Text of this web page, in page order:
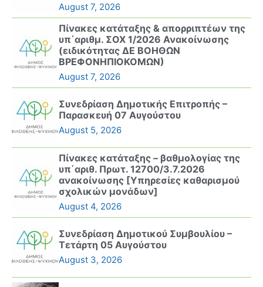
August 7, 2026
Πίνακες κατάταξης & απορριπτέων της
υπ΄αριθμ. ΣΟΧ 1/2026 Ανακοίνωσης
(ειδικότητας ΔΕ ΒΟΗΘΩΝ
ΒΡΕΦΟΝΗΠΙΟΚΟΜΩΝ)
August 7, 2026
Συνεδρίαση Δημοτικής Επιτροπής –
Παρασκευή 07 Αυγούστου
August 5, 2026
Πίνακες κατάταξης – βαθμολογίας της
υπ΄αριθ. Πρωτ. 12700/3.7.2026
ανακοίνωσης [Υπηρεσίες καθαρισμού
σχολικών μονάδων]
August 4, 2026
Συνεδρίαση Δημοτικού Συμβουλίου –
Τετάρτη 05 Αυγούστου
August 3, 2026